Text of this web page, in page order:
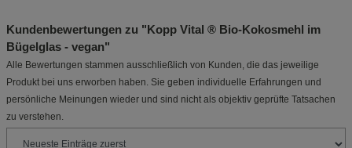
Kundenbewertungen zu "Kopp Vital ® Bio-Kokosmehl im
Bügelglas - vegan"
Alle Bewertungen stammen ausschließlich von Kunden, die das jeweilige
Produkt bei uns erworben haben. Sie geben individuelle Erfahrungen und
persönliche Meinungen wieder und sind nicht als objektiv geprüfte Tatsachen
zu verstehen.